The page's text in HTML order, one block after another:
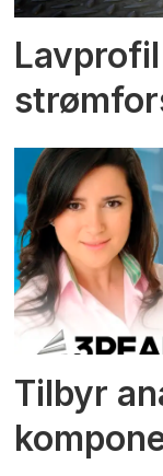
Tilbyr